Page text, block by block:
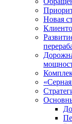
Новая